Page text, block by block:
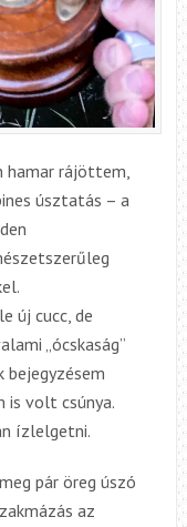
hamar rájöttem,
úsztatás – a
új cucc, de
„ócskaság”
bejegyzésem
is volt csúnya.
ízlelgetni.
pár öreg úszó
az